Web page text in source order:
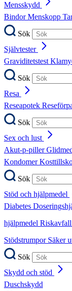
Mensskydd
BindorMenskopp
Sök
Självtester
Graviditetstest
Sök
Resa
Reseapotek
Sök
Sex och lust
Akut-p-piller
Kondomer
Sök
Stöd och hjälpmedel
Diabetes
hjälpmedel Riskavfall
Stödstrumpor Säker
Sök
Skydd och stöd
Duschskydd